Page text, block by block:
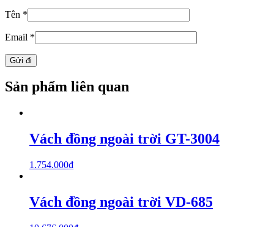
Tên *
Email *
Sản phẩm liên quan
Vách đồng ngoài trời GT-3004
1.754.000₫
Vách đồng ngoài trời VD-685